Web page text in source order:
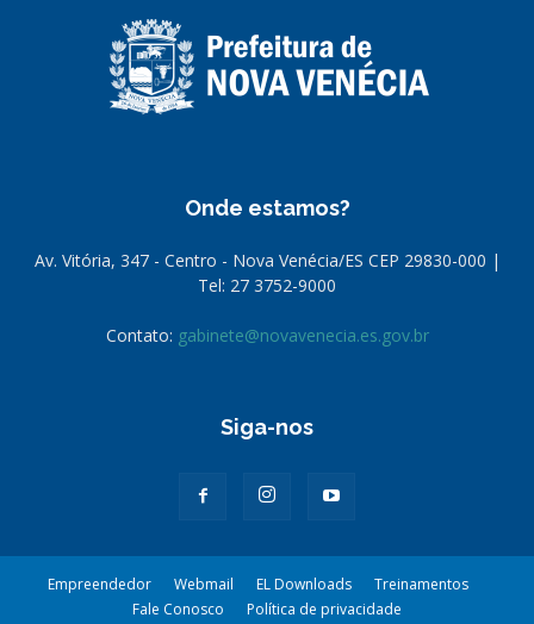
Onde estamos?
Av. Vitória, 347 - Centro - Nova Venécia/ES CEP 29830-000 |
Tel: 27 3752-9000
Contato: gabinete@novavenecia.es.gov.br
Siga-nos
Empreendedor Webmail EL Downloads
Treinamentos
Fale Conosco
Política de privacidade